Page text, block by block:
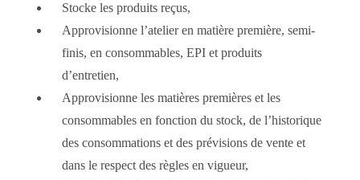
Stocke les produits reçus,
Approvisionne l’atelier en matière première, semi-
finis, en consommables, EPI et produits
d’entretien,
Approvisionne les matières premières et les
consommables en fonction du stock, de l’historique
des consommations et des prévisions de vente et
dans le respect des règles en vigueur,